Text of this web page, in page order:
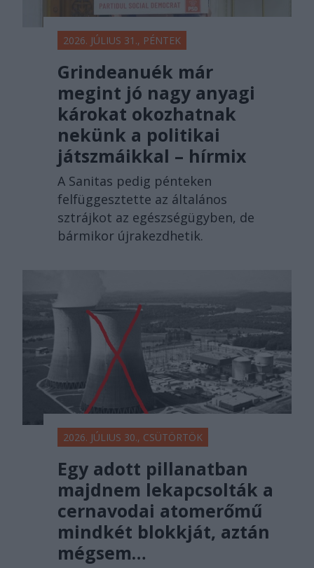
2026. JÚLIUS 31., PÉNTEK
Grindeanuék már
megint jó nagy anyagi
károkat okozhatnak
nekünk a politikai
játszmáikkal – hírmix
A Sanitas pedig pénteken
felfüggesztette az általános
sztrájkot az egészségügyben, de
bármikor újrakezdhetik.
2026. JÚLIUS 30., CSÜTÖRTÖK
Egy adott pillanatban
majdnem lekapcsolták a
cernavodai atomerőmű
mindkét blokkját, aztán
mégsem…